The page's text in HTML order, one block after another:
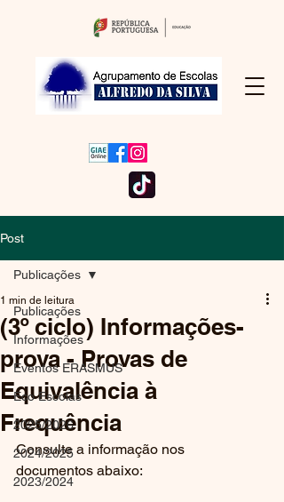
Post
Publicações
Informações
Eventos ERASMUS
Eco Escolas
2025/2026
2024/2025
2023/2024
Publicações
(3º ciclo) Informações-
prova - Provas de
Equivalência à
Frequência
1 min de leitura
Consulte a informação nos
documentos abaixo: